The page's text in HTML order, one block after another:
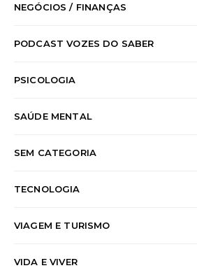
NEGÓCIOS / FINANÇAS
PODCAST VOZES DO SABER
PSICOLOGIA
SAÚDE MENTAL
SEM CATEGORIA
TECNOLOGIA
VIAGEM E TURISMO
VIDA E VIVER